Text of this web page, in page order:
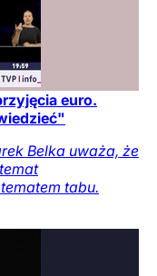
euro.
Belka uważa, że
tabu.